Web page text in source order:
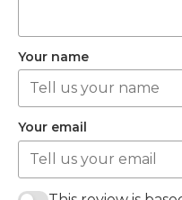
Your name
Your email